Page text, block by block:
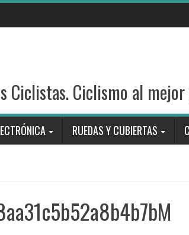
Ciclistas. Ciclismo al
RUEDAS Y CUBIERTAS